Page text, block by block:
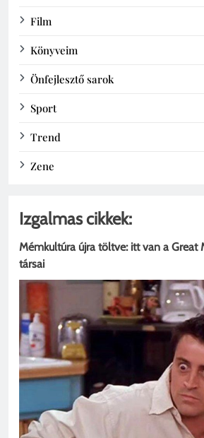
Film
Könyveim
Önfejlesztő sarok
Sport
Trend
Zene
Izgalmas cikkek:
Mémkultúra újra töltve: itt van a Great
társai